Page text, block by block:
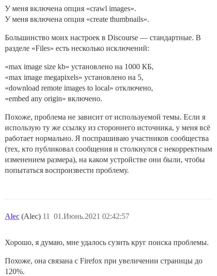
У меня включена опция «crawl images».
У меня включена опция «create thumbnails».
Большинство моих настроек в Discourse — стандартные. В
разделе «Files» есть несколько исключений:
«max image size kb» установлено на 1000 КБ,
«max image megapixels» установлено на 5,
«download remote images to local» отключено,
«embed any origin» включено.
Похоже, проблема не зависит от используемой темы. Если я
использую ту же ссылку из стороннего источника, у меня всё
работает нормально. Я поспрашиваю участников сообщества
(тех, кто публиковал сообщения и столкнулся с некорректным
изменением размера), на каком устройстве они были, чтобы
попытаться воспроизвести проблему.
Alec (Alec) 01.Июнь.2021 02:42:57
11
Хорошо, я думаю, мне удалось сузить круг поиска проблемы.
Похоже, она связана с Firefox при увеличении страницы до
120%.